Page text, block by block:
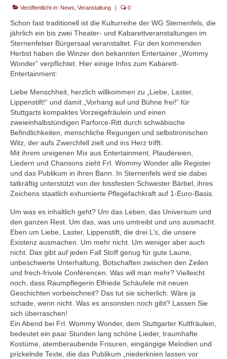
Veröffentlicht in: News Veranstaltung | 0
Schon fast traditionell ist die Kulturreihe der WG Sternenfels, die
jährlich ein bis zwei Theater- und Kabarettveranstaltungen im
Sternenfelser Bürgersaal veranstaltet. Für den kommenden
Herbst haben die Winzer den bekannten Entertainer „Wommy
Wonder“ verpflichtet. Hier einige Infos zum Kabarett-
Entertainment:
Liebe Menschheit, herzlich willkommen zu „Liebe, Laster,
Lippenstift!“ und damit „Vorhang auf und Bühne frei!“ für
Stuttgarts kompaktes Vorzeigefräulein und einen
zweieinhalbstündigen Parforce-Ritt durch schwäbische
Befindlichkeiten, menschliche Regungen und selbstironischen
Witz, der aufs Zwerchfell zielt und ins Herz trifft.
Mit ihrem ureigenen Mix aus Entertainment, Plaudereien,
Liedern und Chansons zieht Frl. Wommy Wonder alle Register
und das Publikum in ihren Bann. In Sternenfels wird sie dabei
tatkräftig unterstützt von der bissfesten Schwester Bärbel, ihres
Zeichens staatlich exhumierte Pflegefachkraft auf 1-Euro-Basis.
Um was es inhaltlich geht? Um das Leben, das Universum und
den ganzen Rest. Um das, was uns umtreibt und uns ausmacht.
Eben um Liebe, Laster, Lippenstift, die drei L’s, die unsere
Existenz ausmachen. Um mehr nicht. Um weniger aber auch
nicht. Das gibt auf jeden Fall Stoff genug für gute Laune,
unbeschwerte Unterhaltung, Botschaften zwischen den Zeilen
und frech-frivole Conférencen. Was will man mehr? Vielleicht
noch, dass Raumpflegerin Elfriede Schäufele mit neuen
Geschichten vorbeischneit? Das tut sie sicherlich. Wäre ja
schade, wenn nicht. Was es ansonsten noch gibt? Lassen Sie
sich überraschen!
Ein Abend bei Frl. Wommy Wonder, dem Stuttgarter Kultfräulein,
bedeutet ein paar Stunden lang schöne Lieder, traumhafte
Kostüme, atemberaubende Frisuren, eingängige Melodien und
prickelnde Texte, die das Publikum „niederknien lassen vor